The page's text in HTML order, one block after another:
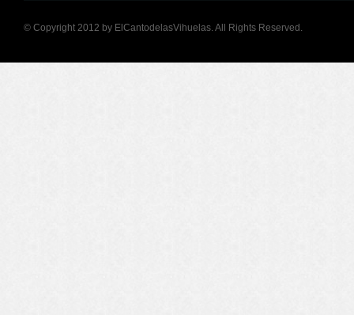
© Copyright 2012 by ElCantodelasVihuelas. All Rights Reserved.